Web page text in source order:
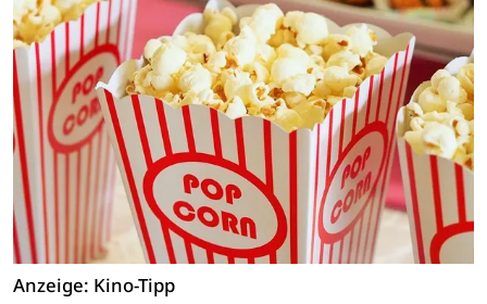
Anzeige: Kino-Tipp